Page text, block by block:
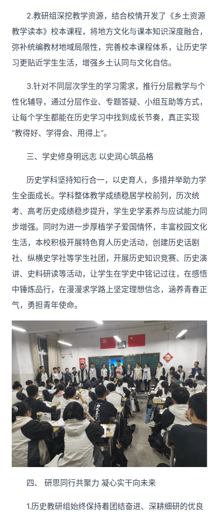
2.教研组深挖教学资源，结合校情开发了《乡土资源
教学读本》校本课程，将地方文化与课本知识深度融合，
弥补统编教材地域局限性，完善校本课程体系，让历史学
习更贴近学生生活，增强乡土认同与文化自信。
3.针对不同层次学生的学习需求，推行分层教学与个
性化辅导，通过分层作业、专题答疑、小组互助等方式，
让每个学生都能在历史学习中找到成长节奏，真正实现
“教得好、学得会、用得上”。
三、学史修身明远志 以史润心筑品格
历史学科坚持知行合一，以史育人，多措并举助力学
生全面成长。学科整体教学成绩稳居学校前列，历次统
考、高考历史成绩稳步提升，学生史学素养与应试能力同
步增强。同时为进一步厚植学子爱国情怀，丰富校园文化
生活，本校积极开展特色育人历史活动，创建历史话剧
社、纵横史学社等学生社团，开展历史知识竞赛、历史演
讲、史料研读等活动，让学生在学史中铭记过往，在感悟
中锤炼品行，在漫漫求学路上坚定理想信念，涵养青春正
气，勇担青年使命。
四、 研思同行共聚力 凝心实干向未来
1.历史教研组始终保持着团结奋进、深耕细研的优良